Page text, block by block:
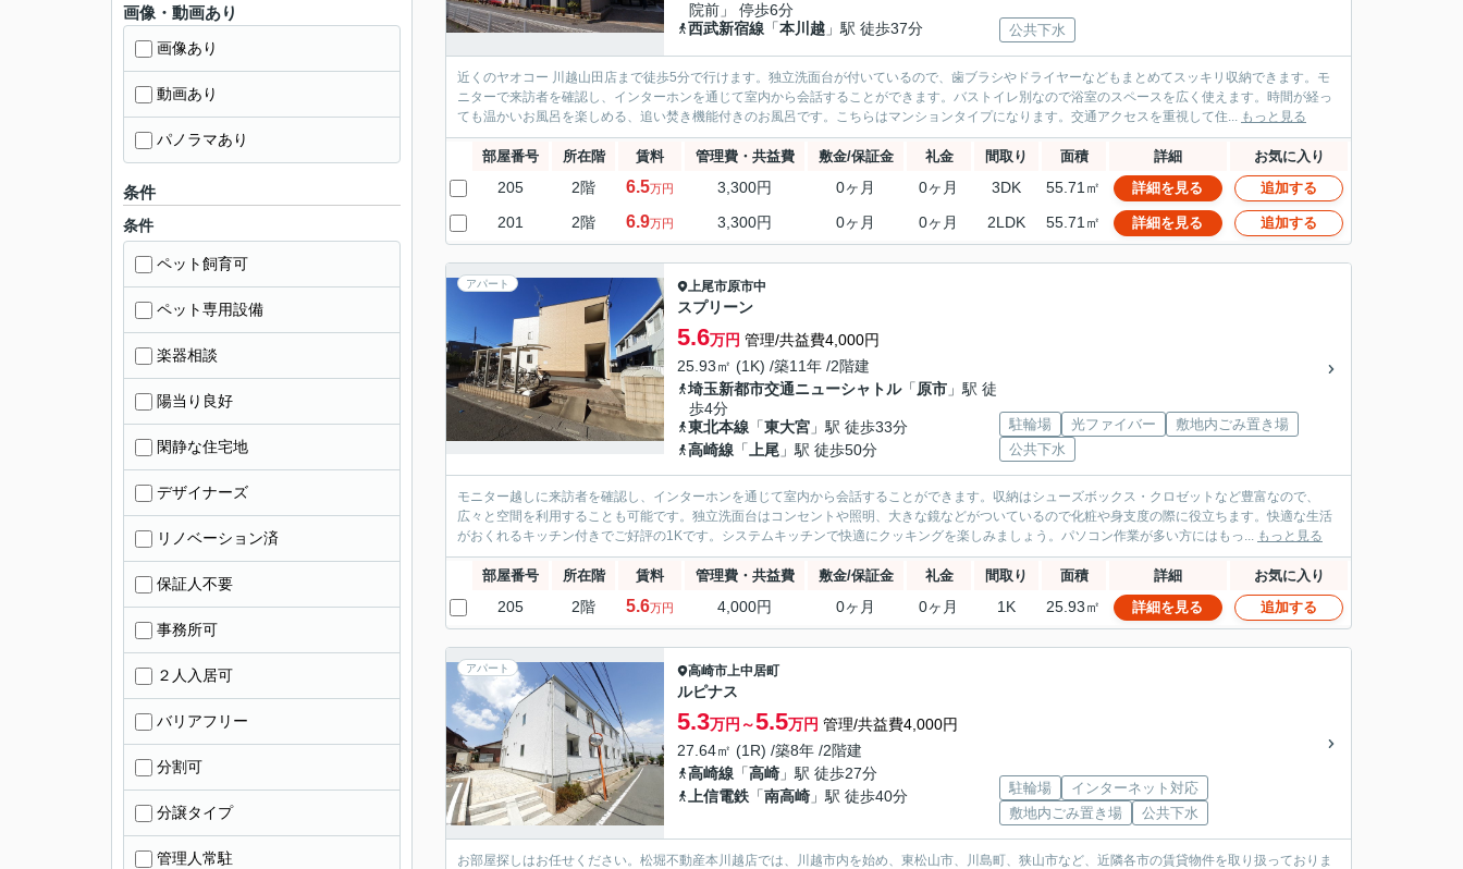
院前」 停歩6分
西武新宿線 「本川越 」駅 徒歩37分 公共下水
近くのヤオコー 川越山田店まで徒歩5分で行けます。独立洗面台が付いているので、歯ブラシやドライヤーなどもまとめてスッキリ収納できます。モ
ニターで来訪者を確認し、インターホンを通じて室内から会話することができます。バストイレ別なので浴室のスペースを広く使えます。時間が経っ
ても温かいお風呂を楽しめる、追い焚き機能付きのお風呂です。こちらはマンションタイプになります。交通アクセスを重視して住... もっと見る
部屋番号 所在階 賃料 管理費・共益費 敷金/保証金 礼金 間取り 面積 詳細 お気に入り
205 2階 6.5万円 3,300円 0ヶ月 0ヶ月 3DK 55.71㎡ 詳細を見る 追加する
201 2階 6.9万円 3,300円 0ヶ月 0ヶ月 2LDK 55.71㎡ 詳細を見る 追加する
アパート 上尾市原市中
スプリーン
5.6万円 管理/共益費4,000円
25.93㎡ (1K) /築11年 /2階建
埼玉新都市交通ニューシャトル「原市 」駅 徒
歩4分
東北本線 「東大宮 」駅 徒歩33分
高崎線 「 上尾 」駅 徒歩50分
駐輪場 光ファイバー
敷地内ごみ置き場
公共下水
モニター越しに来訪者を確認し、インターホンを通じて室内から会話することができます。収納はシューズボックス・クロゼットなど豊富なので、
広々と空間を利用することも可能です。独立洗面台はコンセントや照明、大きな鏡などがついているので化粧や身支度の際に役立ちます。快適な生活
がおくれるキッチン付きでご好評の1Kです。システムキッチンで快適にクッキングを楽しみましょう。パソコン作業が多い方にはもっ... もっと見る
部屋番号 所在階 賃料 管理費・共益費 敷金/保証金 礼金 間取り 面積 詳細 お気に入り
205 2階 5.6万円 4,000円 0ヶ月 0ヶ月 1K 25.93㎡ 詳細を見る 追加する
アパート 高崎市上中居町
ルピナス
5.3万円～5.5万円 管理/共益費4,000円
27.64㎡ (1R) /築8年 /2階建
高崎線 「高崎 」駅 徒歩27分
上信電鉄 「南高崎 」駅 徒歩40分 駐輪場
インターネット対応
敷地内ごみ置き場
公共下水
お部屋探しはお任せください。松堀不動産本川越店では、川越市内を始め、東松山市、川島町、狭山市など、近隣各市の賃貸物件を取り扱っておりま
画像・動画あり
画像あり
動画あり
パノラマあり
条件
条件
ペット飼育可
ペット専用設備
楽器相談
陽当り良好
閑静な住宅地
デザイナーズ
リノベーション済
保証人不要
事務所可
２人入居可
バリアフリー
分割可
分譲タイプ
管理人常駐